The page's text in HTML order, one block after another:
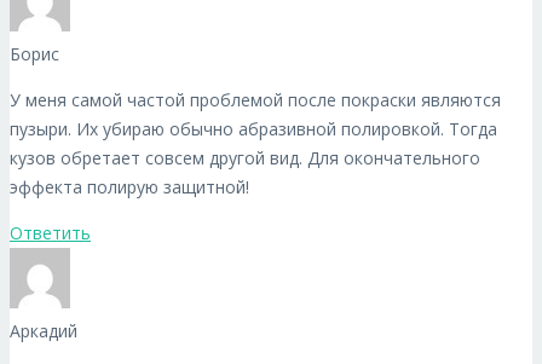
Борис
У меня самой частой проблемой после покраски являются
пузыри. Их убираю обычно абразивной полировкой. Тогда
кузов обретает совсем другой вид. Для окончательного
эффекта полирую защитной!
Ответить
Аркадий